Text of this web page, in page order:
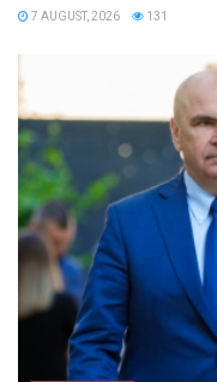
7 AUGUST, 2026 131